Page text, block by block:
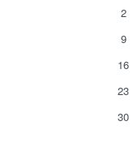
2
9
16
23
30